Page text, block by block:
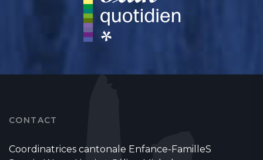
CONTACT
Coordinatrices cantonale Enfance-FamilleS